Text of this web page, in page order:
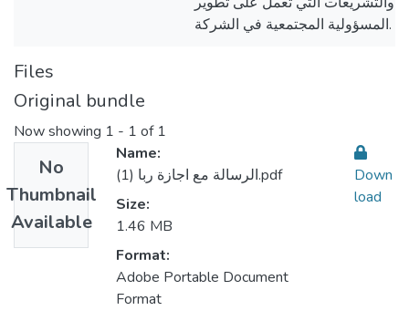
المسؤولية المجتمعية في الشركة.
Files
Original bundle
Now showing 1 - 1 of 1
No
Thumbnail
Available
Name:
الرسالة مع اجازة ربا (1).pdf
Size:
1.46 MB
Format:
Adobe Portable Document
Format
Down
load